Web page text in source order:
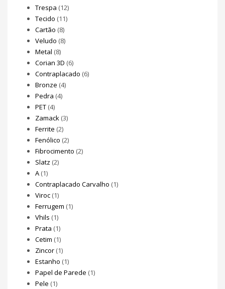
Trespa (12)
Tecido (11)
Cartão (8)
Veludo (8)
Metal (8)
Corian 3D (6)
Contraplacado (6)
Bronze (4)
Pedra (4)
PET (4)
Zamack (3)
Ferrite (2)
Fenólico (2)
Fibrocimento (2)
Slatz (2)
A (1)
Contraplacado Carvalho (1)
Viroc (1)
Ferrugem (1)
Vhils (1)
Prata (1)
Cetim (1)
Zincor (1)
Estanho (1)
Papel de Parede (1)
Pele (1)